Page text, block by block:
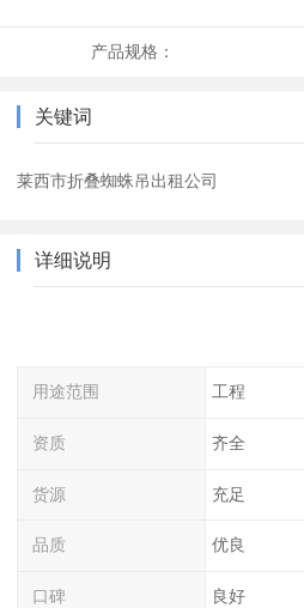
产品规格：
关键词
莱西市折叠蜘蛛吊出租公司
详细说明
用途范围 工程
资质 齐全
货源 充足
品质 优良
口碑 良好